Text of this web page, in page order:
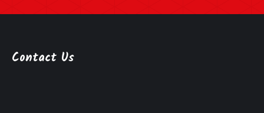
Contact Us